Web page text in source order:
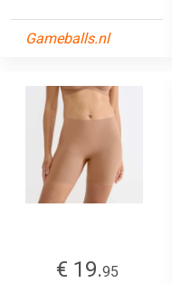
Gameballs.nl
€ 19.95